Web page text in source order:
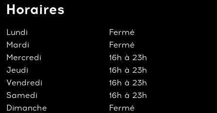
Horaires
Lundi
Fermé
Mardi
Fermé
Mercredi
16h à 23h
Jeudi
16h à 23h
Vendredi
16h à 23h
Samedi
16h à 23h
Dimanche
Fermé